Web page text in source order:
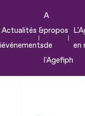
Actualités &
événements
A
propos
de
l'Agefiph
en